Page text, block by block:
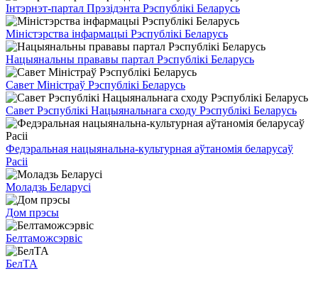
Інтэрнэт-партал Прэзідэнта Рэспублікі Беларусь
Міністэрства інфармацыі Рэспублікі Беларусь
Нацыянальны прававы партал Рэспублікі Беларусь
Савет Міністраў Рэспублікі Беларусь
Савет Рэспублікі Нацыянальнага сходу Рэспублікі Беларусь
Федэральная нацыянальна-культурная аўтаномія беларусаў
Расіі
Моладзь Беларусі
Дом прэсы
Белтаможсэрвіс
БелТА